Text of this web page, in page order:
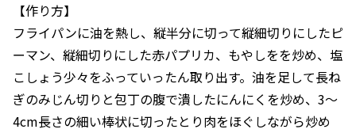
【作り方】
フライパンに油を熱し、縦半分に切って縦細切りにしたピ
ーマン、縦細切りにした赤パプリカ、もやしをを炒め、塩
こしょう少々をふっていったん取り出す。油を足して長ね
ぎのみじん切りと包丁の腹で潰したにんにくを炒め、3〜
4cm長さの細い棒状に切ったとり肉をほぐしながら炒め